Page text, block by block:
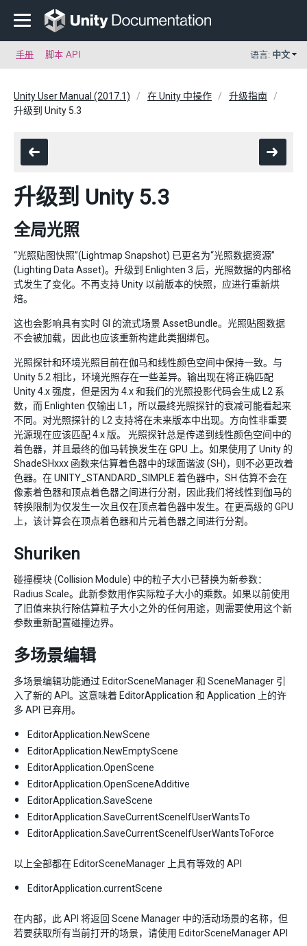
手册 脚本 API 语言: 中文
Unity User Manual (2017.1) 在 Unity 中操作
升级指南
升级到 Unity 5.3
升级到 Unity 5.3
全局光照
“光照贴图快照”(Lightmap Snapshot) 已更名为“光照数据资源”
(Lighting Data Asset)。升级到 Enlighten 3 后，光照数据的内部格
式发生了变化。不再支持 Unity 以前版本的快照，应进行重新烘
焙。
这也会影响具有实时 GI 的流式场景 AssetBundle。光照贴图数据
不会被加载，因此也应该重新构建此类捆绑包。
光照探针和环境光照目前在伽马和线性颜色空间中保持一致。与
Unity 5.2 相比，环境光照存在一些差异。输出现在将正确匹配
Unity 4.x 强度，但是因为 4.x 和我们的光照投影代码会生成 L2 系
数，而 Enlighten 仅输出 L1，所以最终光照探针的衰减可能看起来
不同。对光照探针的 L2 支持将在未来版本中出现。方向性非重要
光源现在应该匹配 4.x 版。 光照探针总是传递到线性颜色空间中的
着色器，并且最终的伽马转换发生在 GPU 上。如果使用了 Unity 的
ShadeSHxxx 函数来估算着色器中的球面谐波 (SH)，则不必更改着
色器。在 UNITY_STANDARD_SIMPLE 着色器中，SH 估算不会在
像素着色器和顶点着色器之间进行分割，因此我们将线性到伽马的
转换限制为仅发生一次且仅在顶点着色器中发生。在更高级的 GPU
上，该计算会在顶点着色器和片元着色器之间进行分割。
Shuriken
碰撞模块 (Collision Module) 中的粒子大小已替换为新参数：
Radius Scale。此新参数用作实际粒子大小的乘数。如果以前使用
了旧值来执行除估算粒子大小之外的任何用途，则需要使用这个新
参数重新配置碰撞边界。
多场景编辑
多场景编辑功能通过 EditorSceneManager 和 SceneManager 引
入了新的 API。这意味着 EditorApplication 和 Application 上的许
多 API 已弃用。
EditorApplication.NewScene
EditorApplication.NewEmptyScene
EditorApplication.OpenScene
EditorApplication.OpenSceneAdditive
EditorApplication.SaveScene
EditorApplication.SaveCurrentSceneIfUserWantsTo
EditorApplication.SaveCurrentSceneIfUserWantsToForce
以上全部都在 EditorSceneManager 上具有等效的 API
EditorApplication.currentScene
在内部，此 API 将返回 Scene Manager 中的活动场景的名称，但
若要获取所有当前打开的场景，请使用 EditorSceneManager API